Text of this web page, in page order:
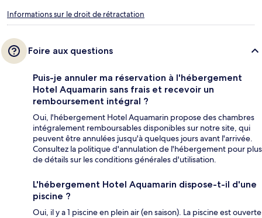
Informations sur le droit de rétractation
Foire aux questions
Puis-je annuler ma réservation à l'hébergement
Hotel Aquamarin sans frais et recevoir un
remboursement intégral ?
Oui, l'hébergement Hotel Aquamarin propose des chambres
intégralement remboursables disponibles sur notre site, qui
peuvent être annulées jusqu'à quelques jours avant l'arrivée.
Consultez la politique d'annulation de l'hébergement pour plus
de détails sur les conditions générales d'utilisation.
L'hébergement Hotel Aquamarin dispose-t-il d'une
piscine ?
Oui, il y a 1 piscine en plein air (en saison). La piscine est ouverte